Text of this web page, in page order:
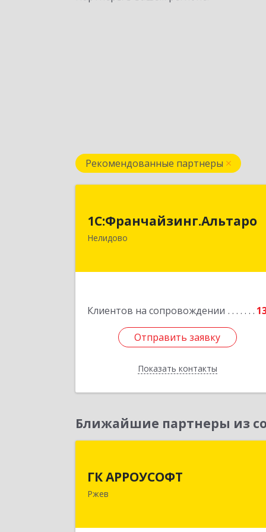
Рекомендованные партнеры
1С:Франчайзинг.Альтаро
Нелидово
Клиентов на сопровождении
Отправить заявку
Показать контакты
172527, Тверская обл, Нелидово г,
Отправить заявку
Назад
Ближайшие партнеры из
ГК АРРОУСОФТ
Ржев
Ржев г, Большая Спасская ул, дом №